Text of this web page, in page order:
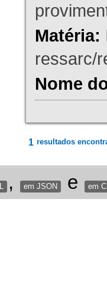
Matéria:
ressarc/
Nome
1 resultados
, em JSON e em